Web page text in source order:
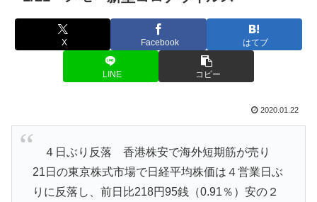
X Facebook はてブ
LINE コピー
2020.01.22
４日ぶり反落 香港株安で海外短期筋が売り
21日の東京株式市場で日経平均株価は４営業日ぶ
りに反落し、前日比218円95銭（0.91％）安の２